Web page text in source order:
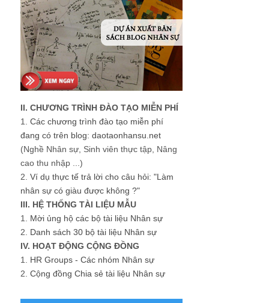
II. CHƯƠNG TRÌNH ĐÀO TẠO MIỄN PHÍ
1. Các chương trình đào tạo miễn phí
đang có trên blog: daotaonhansu.net
(Nghề Nhân sự, Sinh viên thực tập, Nâng
cao thu nhập ...)
2. Ví dụ thực tế trả lời cho câu hỏi: "Làm
nhân sự có giàu được không ?"
III. HỆ THỐNG TÀI LIỆU MẪU
1. Mời ủng hộ các bộ tài liệu Nhân sự
2. Danh sách 30 bộ tài liệu Nhân sự
IV. HOẠT ĐỘNG CỘNG ĐỒNG
1. HR Groups - Các nhóm Nhân sự
2. Cộng đồng Chia sẻ tài liệu Nhân sự